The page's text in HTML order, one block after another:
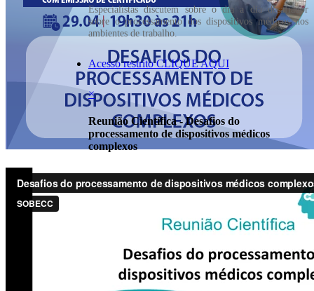
Especialistas discutem sobre o dia a dia desafiador
sobre o processamento dos dispositivos médicos nos
ambientes de trabalho.
Acesso restrito CLIQUE AQUI
×
Reunião Científica - Desafios do
processamento de dispositivos médicos
complexos